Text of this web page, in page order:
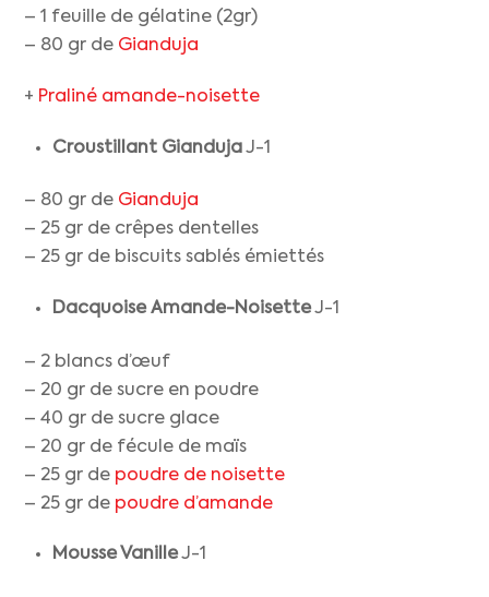
– 1 feuille de gélatine (2gr)
– 80 gr de Gianduja
+ Praliné amande-noisette
Croustillant GiandujaJ-1
– 80 gr de Gianduja
– 25 gr de crêpes dentelles
– 25 gr de biscuits sablés émiettés
Dacquoise Amande-NoisetteJ-1
– 2 blancs d’œuf
– 20 gr de sucre en poudre
– 40 gr de sucre glace
– 20 gr de fécule de maïs
– 25 gr de poudre de noisette
– 25 gr de poudre d’amande
Mousse VanilleJ-1